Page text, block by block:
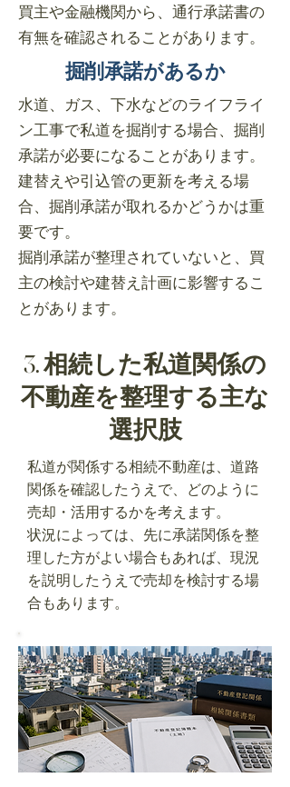
買主や金融機関から、通行承諾書の
有無を確認されることがあります。
掘削承諾があるか
水道、ガス、下水などのライフライ
ン工事で私道を掘削する場合、掘削
承諾が必要になることがあります。
建替えや引込管の更新を考える場
合、掘削承諾が取れるかどうかは重
要です。
掘削承諾が整理されていないと、買
主の検討や建替え計画に影響するこ
とがあります。
3. 相続した私道関係の
不動産を整理する主な
選択肢
私道が関係する相続不動産は、道路
関係を確認したうえで、どのように
売却・活用するかを考えます。
状況によっては、先に承諾関係を整
理した方がよい場合もあれば、現況
を説明したうえで売却を検討する場
合もあります。